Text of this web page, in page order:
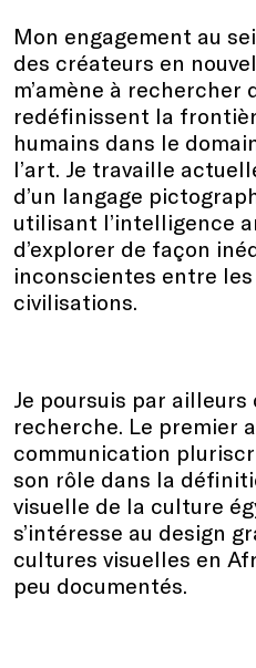
Mon engagement au
des créateurs en
m’amène à rechercher
redéfinissent la
humains dans le
l’art. Je travaille
d’un langage
utilisant l’intelligence
d’explorer de façon
inconscientes entre
civilisations.
Je poursuis par ailleurs
recherche. Le premier
communication
son rôle dans la
visuelle de la culture
s’intéresse au design
cultures visuelles en
peu documentés.